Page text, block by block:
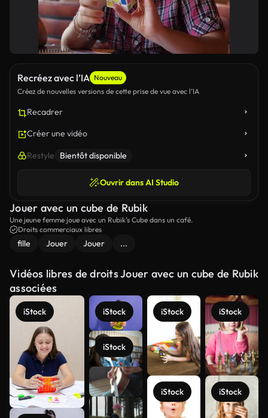
Recréez avec l’IA Nouveau
Créez de nouvelles versions de cette prise de vue avec l’IA
Recadrer
Créer une vidéo
Restyle Bientôt disponible
Ouvrir dans AI Studio
Jouer avec un cube de Rubik
Une jeune femme joue avec un Rubik’s Cube dans un café.
Droits commerciaux libres
fille Jouer Jouer ...
Vidéos libres de droits Jouer avec un cube de Rubik
associées
iStock iStock
iStock
iStock
iStock
iStock
iStock